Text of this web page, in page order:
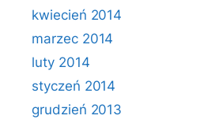
kwiecień 2014
marzec 2014
luty 2014
styczeń 2014
grudzień 2013